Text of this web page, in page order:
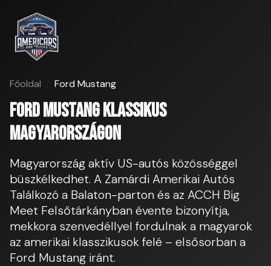
Főoldal Ford Mustang
Ford Mustang klassikus
Magyarországon
Magyarország aktív US-autós közösséggel
büszkélkedhet. A Zamárdi Amerikai Autós
Találkozó a Balaton-parton és az ACCH Big
Meet Felsőtárkányban évente bizonyítja,
mekkora szenvedéllyel fordulnak a magyarok
az amerikai klasszikusok felé – elsősorban a
Ford Mustang iránt.